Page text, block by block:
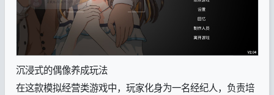
沉浸式的偶像养成玩法
在这款模拟经营类游戏中，玩家化身为一名经纪人，负责培